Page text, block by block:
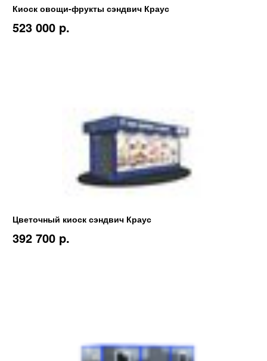
Киоск овощи-фрукты сэндвич Краус
523 000 p.
Цветочный киоск сэндвич Краус
392 700 p.